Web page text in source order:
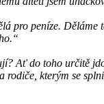
pro peníze.
Ať do toho určitě
kterým se